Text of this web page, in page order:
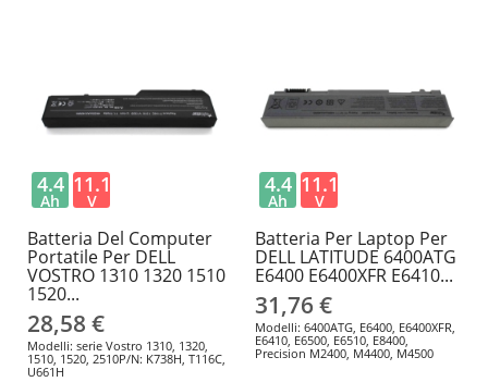
Batteria Del Computer
Portatile Per DELL
VOSTRO 1310 1320 1510
1520...
28,58 €
Modelli: serie Vostro 1310, 1320,
1510, 1520, 2510P/N: K738H, T116C,
U661H
4.4
Ah
11.1
V
Batteria Per Laptop Per
DELL LATITUDE 6400ATG
E6400 E6400XFR E6410...
31,76 €
Modelli: 6400ATG, E6400, E6400XFR,
E6410, E6500, E6510, E8400,
Precision M2400, M4400, M4500
4.4
Ah
11.1
V